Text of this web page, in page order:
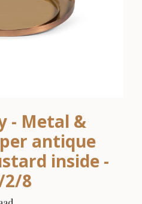
- Metal &
antique
inside -
2/8